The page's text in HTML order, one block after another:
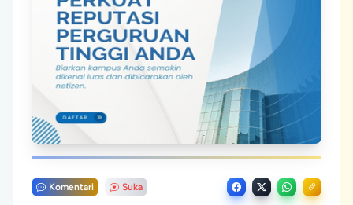
Komentari Suka